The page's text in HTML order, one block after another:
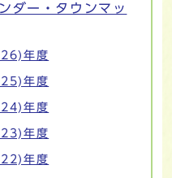
ダー・タウンマッ
年度
年度
年度
年度
年度